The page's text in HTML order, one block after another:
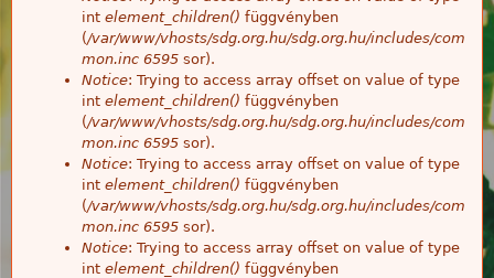
int element_children() függvényben
(/var/www/vhosts/sdg.org.hu/sdg.org.hu/includes/com
mon.inc 6595 sor).
Notice: Trying to access array offset on value of type
int element_children() függvényben
(/var/www/vhosts/sdg.org.hu/sdg.org.hu/includes/com
mon.inc 6595 sor).
Notice: Trying to access array offset on value of type
int element_children() függvényben
(/var/www/vhosts/sdg.org.hu/sdg.org.hu/includes/com
mon.inc 6595 sor).
Notice: Trying to access array offset on value of type
int element_children() függvényben